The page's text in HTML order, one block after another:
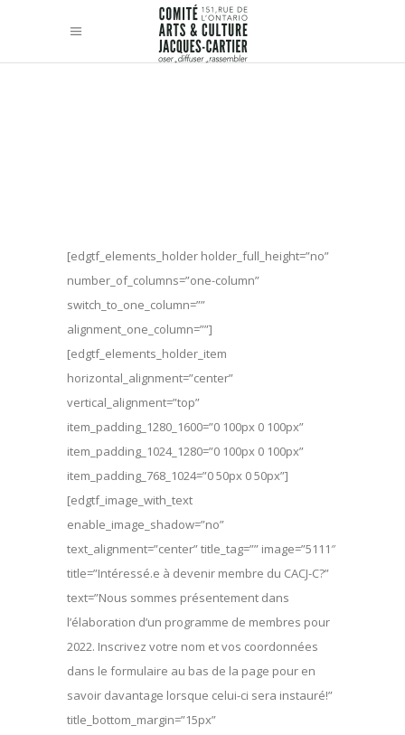
[edgtf_elements_holder holder_full_height=”no”
number_of_columns=”one-column”
switch_to_one_column=””
alignment_one_column=””]
[edgtf_elements_holder_item
horizontal_alignment=”center”
vertical_alignment=”top”
item_padding_1280_1600=”0 100px 0 100px”
item_padding_1024_1280=”0 100px 0 100px”
item_padding_768_1024=”0 50px 0 50px”]
[edgtf_image_with_text
enable_image_shadow=”no”
text_alignment=”center” title_tag=”” image=”5111″
title=”Intéressé.e à devenir membre du CACJ-C?”
text=”Nous sommes présentement dans
l’élaboration d’un programme de membres pour
2022. Inscrivez votre nom et vos coordonnées
dans le formulaire au bas de la page pour en
savoir davantage lorsque celui-ci sera instauré!”
title_bottom_margin=”15px”